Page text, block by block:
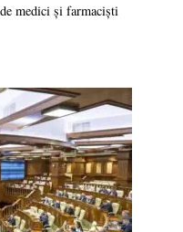
medici și farmaciști